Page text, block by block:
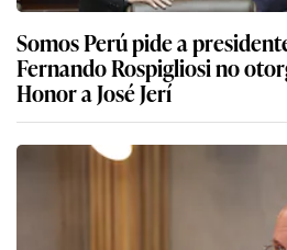
Somos Perú pide a
Fernando Rospigliosi no
Honor a José Jerí